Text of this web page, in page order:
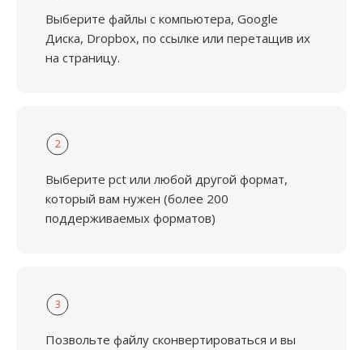
Выберите файлы с компьютера, Google
Диска, Dropbox, по ссылке или перетащив их
на страницу.
2
Выберите pct или любой другой формат,
который вам нужен (более 200
поддерживаемых форматов)
3
Позвольте файлу сконвертироваться и вы